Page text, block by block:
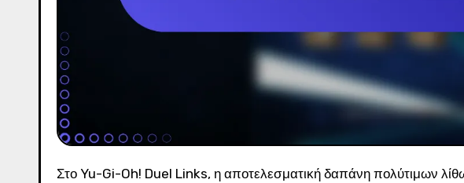
Στο Yu-Gi-Oh! Duel Links, η αποτελεσματική δαπάνη πολύτιμων λίθων απαιτεί στρατηγική προσέγγιση που δίνει